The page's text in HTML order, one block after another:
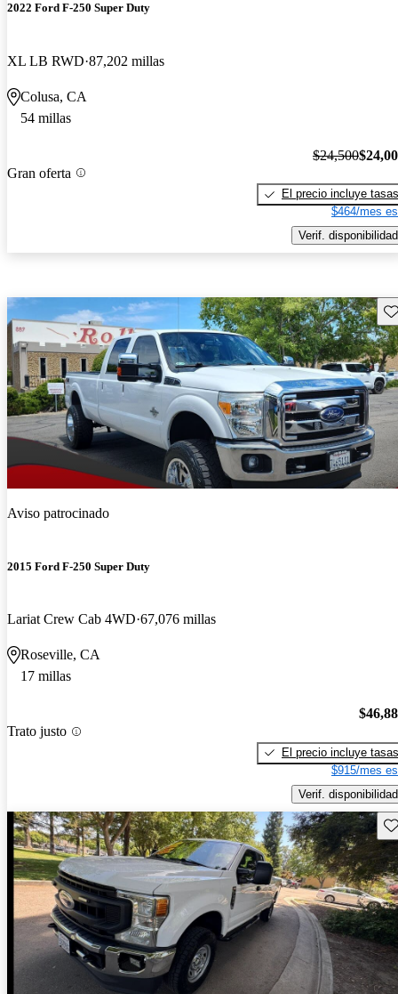
2022 Ford F-250 Super Duty
XL LB RWD 87,202 millas
Colusa, CA
54 millas
Gran oferta
$24,500
El precio incluye tasas
$464/mes
Verif. disponibilidad
Aviso patrocinado
2015 Ford F-250 Super Duty
Lariat Crew Cab 4WD 67,076 millas
Roseville, CA
17 millas
Trato justo
El precio incluye tasas
$915/mes
Verif. disponibilidad